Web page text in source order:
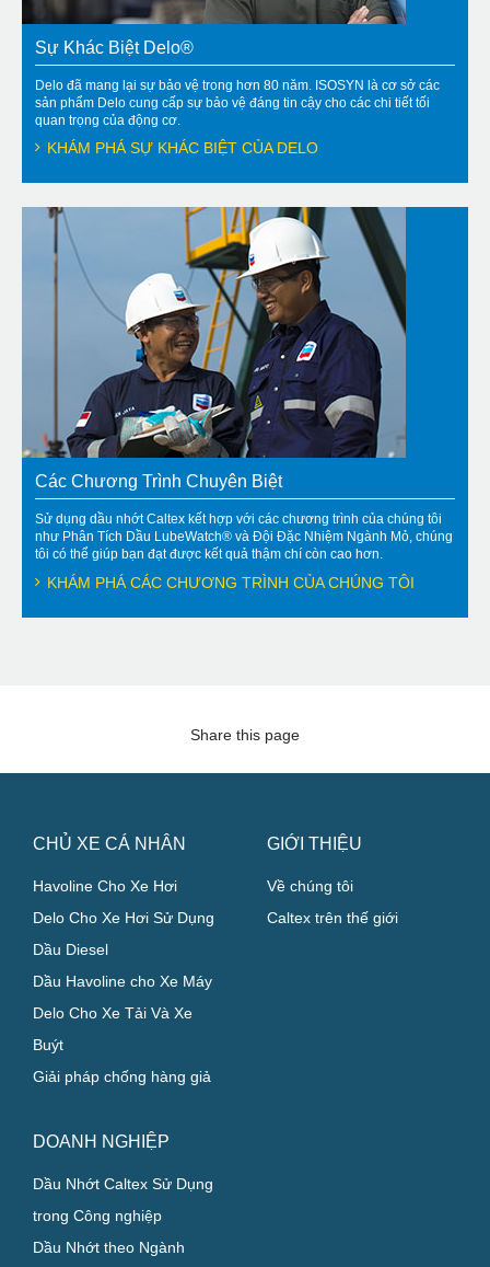
Sự Khác Biệt Delo®
Delo đã mang lại sự bảo vệ trong hơn 80 năm. ISOSYN là cơ sở các
sản phẩm Delo cung cấp sự bảo vệ đáng tin cậy cho các chi tiết tối
quan trọng của động cơ.
KHÁM PHÁ SỰ KHÁC BIỆT CỦA DELO
Các Chương Trình Chuyên Biệt
Sử dụng dầu nhớt Caltex kết hợp với các chương trình của chúng tôi
như Phân Tích Dầu LubeWatch® và Đội Đặc Nhiệm Ngành Mỏ, chúng
tôi có thể giúp bạn đạt được kết quả thậm chí còn cao hơn.
KHÁM PHÁ CÁC CHƯƠNG TRÌNH CỦA CHÚNG TÔI
Share this page
CHỦ XE CÁ NHÂN
Havoline Cho Xe Hơi
Delo Cho Xe Hơi Sử Dụng
Dầu Diesel
Dầu Havoline cho Xe Máy
Delo Cho Xe Tải Và Xe
Buýt
Giải pháp chống hàng giả
DOANH NGHIỆP
Dầu Nhớt Caltex Sử Dụng
trong Công nghiệp
Dầu Nhớt theo Ngành
GIỚI THIỆU
Về chúng tôi
Caltex trên thế giới